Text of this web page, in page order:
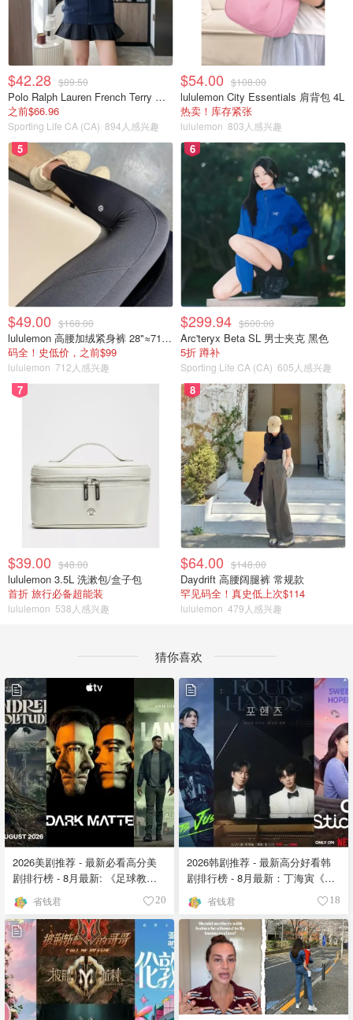
$42.28 $89.50
Polo Ralph Lauren French Terry 女童连帽卫衣 7-16码
之前$66.96
Sporting Life CA (CA) 894人感兴趣
$54.00 $108.00
lululemon City Essentials 肩背包 4L
热卖！库存紧张
lululemon 803人感兴趣
5
$49.00 $168.00
lululemon 高腰加绒紧身裤 28"≈71cm 5个口袋
码全！史低价，之前$99
lululemon 712人感兴趣
6
$299.94 $600.00
Arc'teryx Beta SL 男士夹克 黑色
5折 蹲补
Sporting Life CA (CA) 605人感兴趣
7
$39.00 $48.00
lululemon 3.5L 洗漱包/盒子包
首折 旅行必备超能装
lululemon 538人感兴趣
8
$64.00 $148.00
Daydrift 高腰阔腿裤 常规款
罕见码全！真史低上次$114
lululemon 479人感兴趣
猜你喜欢
2026美剧推荐 - 最新必看高分美
剧排行榜 - 8月最新: 《​​足球教练
》第四季回归！
省钱君 20
2026韩剧推荐 - 最新高分好看韩
剧排行榜 - 8月最新：丁海寅《我
的荒糖恋爱 》上线❣️
省钱君 18